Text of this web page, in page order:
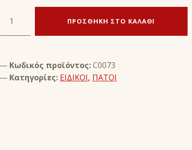
ΔΙΠΛΟ ΔΙΑΧΩΡΙΣΤΙΚΟ ΔΑΚΤΥΛΩΝ BIOGEL - PRESTISE ποσότητα
ΠΡΟΣΘΉΚΗ ΣΤΟ ΚΑΛΆΘΙ
Κωδικός προϊόντος:C0073
Κατηγορίες: ΕΙΔΙΚΟΙ, ΠΑΤΟΙ